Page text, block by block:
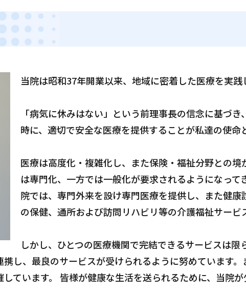
当院は昭和37年開業以来、地域に密着した医療を実践
「病気に休みはない」という前理事長の信念に基づ
時に、適切で安全な医療を提供することが私達の使命
医療は高度化・複雑化し、また保険・福祉分野との境
は専門化、一方では一般化が要求されるようになって
院では、専門外来を設け専門医療を提供し、また健康
の保健、通所および訪問リハビリ等の介護福祉サービ
しかし、ひとつの医療機関で完結できるサービスは限
し、最良のサービスが受けられるように努めています
ています。 皆様が健康な生活を送られるために、当院